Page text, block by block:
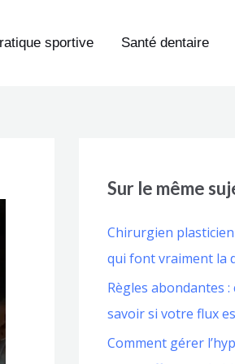
sportive Santé dentaire
Sur le même
Chirurgien
qui font vraiment la
Règles abondantes
savoir si votre flux
Comment gérer